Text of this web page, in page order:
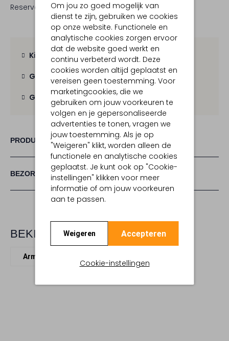
Om jou zo goed mogelijk van
dienst te zijn, gebruiken we cookies
op onze website. Functionele en
analytische cookies zorgen ervoor
dat de website goed werkt en
continu verbeterd wordt. Deze
cookies worden altijd geplaatst en
vereisen geen toestemming. Voor
marketingcookies, die we
gebruiken om jouw voorkeuren te
volgen en je gepersonaliseerde
advertenties te tonen, vragen we
jouw toestemming. Als je op
"Weigeren" klikt, worden alleen de
functionele en analytische cookies
geplaatst. Je kunt ook op "Cookie-
instellingen" klikken voor meer
informatie of om jouw voorkeuren
aan te passen.
Weigeren Accepteren
Cookie-instellingen
Reserveer direct in een van onze 19 boutiques
Kies zelf je bezorgmoment
Gratis verzending vanaf € 100,-
Gratis retourbinnen 30 dagen
PRODUCT INFORMATIE
BEZORGEN & RETOURNEREN
BEKIJK MEER
Armbanden